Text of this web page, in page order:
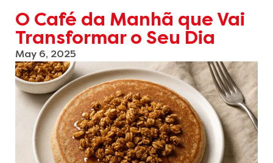
O Café da Manhã que Vai
Transformar o Seu Dia
May 6, 2025